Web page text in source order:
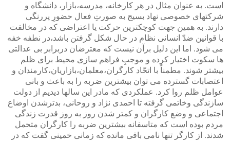
است. به عنوان مثال در هر کارخانه، مدرسه،بازار، دانشگاه و
شرکتهای خصوصی نهاد بسیج به صورتِ فعال حضورِ پررنگی
دارند. به همین جهت کوچکترین حرکت یا اعتراضی که در مخالفت
با قوانین ضدّ انسانی نظام در حال شکل گرفتن باشد،در نطفه خفه
می شود. اما این دلیل برآن نیست که معترضان دربرابر بی عدالتی
ها سکوت اختیار کرده و موجبِ فراهم سازی محیط برای ظلم
بیشتر شوند. مطمناً با اتحّاد کارگران،معلمان،بازاریان،کارمندان و
اعتصابات گسترده می توان بیشترین ضربه را به باعث و بانی
عوامل ظلم روا کرد. عملکردی که مادر این سالها دیدیم از دولت
سازندگی وخاتمی گرفته تا احمدی نژاد و روحانی، بدترشدن اوضاع
اجتماعی و وضع کارگران و کمتر شدن روز به روز قدرت زندگی
مردم بوده است که متاسفانه بیشترین ضربه را کارگران متحمل
شدند. از کارگر تنها نامی باقی مانده که زمانی خمینی گفت که در